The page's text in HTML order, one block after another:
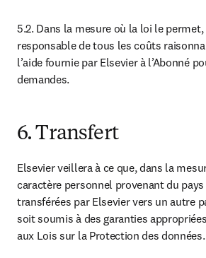
5.2. Dans la mesure où la loi le permet,
responsable de tous les coûts
l’aide fournie par Elsevier à l’Abonné
demandes.
6. Transfert
Elsevier veillera à ce que, dans la
caractère personnel provenant du pays
transférées par Elsevier vers un autre
soit soumis à des garanties
aux Lois sur la Protection des données.